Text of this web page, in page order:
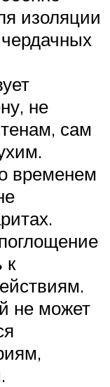
изоляции
не
сам
временем
к
не может